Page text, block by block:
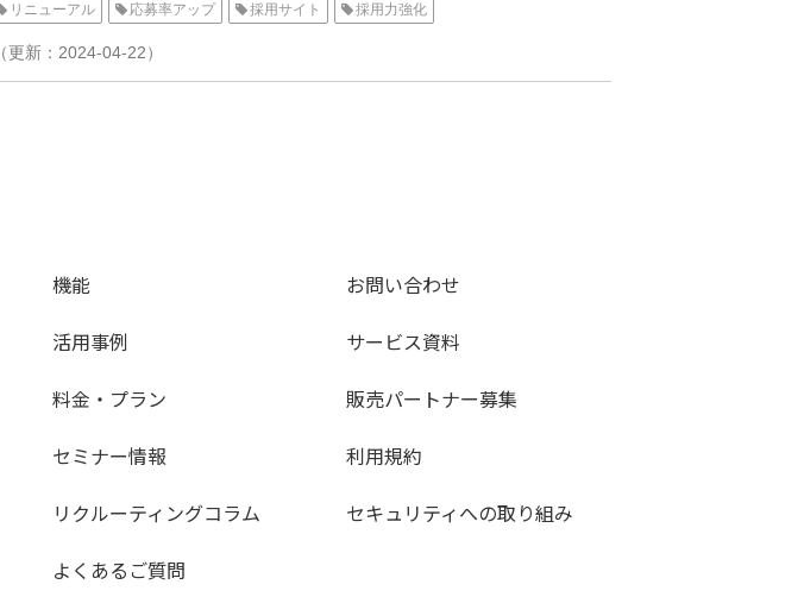
リニューアル 応募率アップ 採用サイト 採用力強化
（更新： 2024-04-22）
機能
活用事例
料金・プラン
セミナー情報
リクルーティングコラム
よくあるご質問
お問い合わせ
サービス資料
販売パートナー募集
利用規約
セキュリティへの取り組み